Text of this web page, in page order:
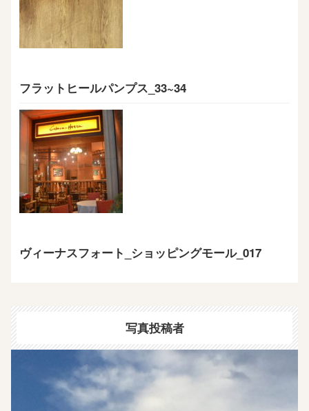
フラットヒールパンプス_33~34
ヴィーナスフォート_ショッピングモール_017
写真投稿者